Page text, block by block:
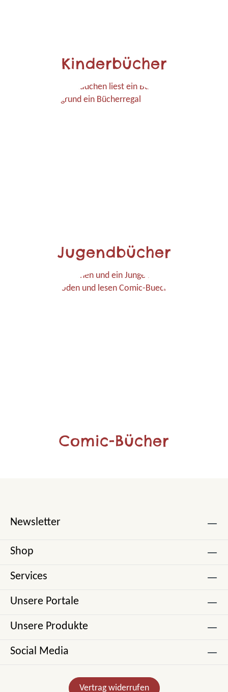
Kinderbücher
Jugendbücher
Comic-Bücher
Newsletter
Shop
Services
Unsere Portale
Unsere Produkte
Social Media
Vertrag widerrufen